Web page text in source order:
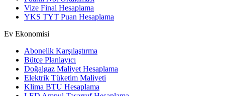
Vize Final Hesaplama
YKS TYT Puan Hesaplama
Ev Ekonomisi
Abonelik Karşılaştırma
Bütçe Planlayıcı
Doğalgaz Maliyet Hesaplama
Elektrik Tüketim Maliyeti
Klima BTU Hesaplama